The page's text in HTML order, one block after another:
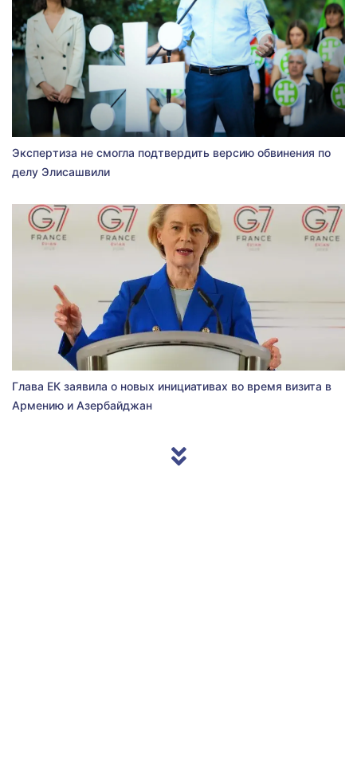
Экспертиза не смогла подтвердить версию обвинения по
делу Элисашвили
Глава ЕК заявила о новых инициативах во время визита в
Армению и Азербайджан